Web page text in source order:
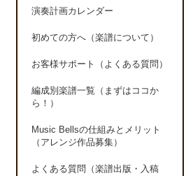
演奏計画カレンダー
初めての方へ（楽譜について）
お客様サポート（よくある質問）
編成別楽譜一覧（まずはココか
ら！）
Music Bellsの仕組みとメリット
（アレンジ作品募集）
よくある質問（楽譜出版・入稿